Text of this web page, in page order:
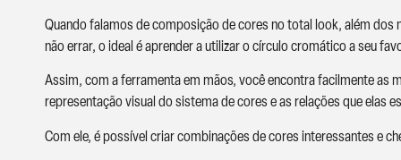
Quando falamos de composição de cores no total look, além dos
não errar, o ideal é aprender a utilizar o círculo cromático a seu
Assim, com a ferramenta em mãos, você encontra facilmente as
representação visual do sistema de cores e as relações que elas
Com ele, é possível criar combinações de cores interessantes e